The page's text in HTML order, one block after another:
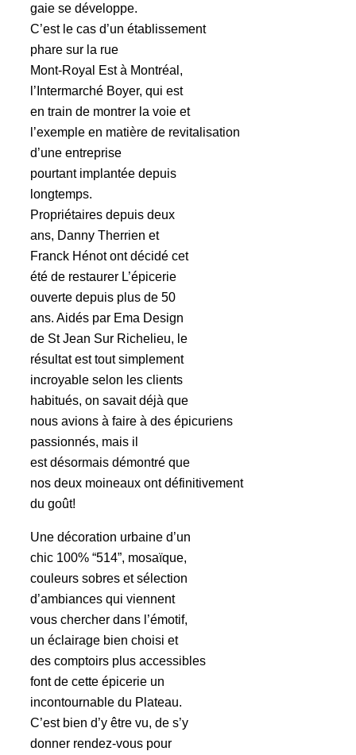
gaie se développe.
C’est le cas d’un établissement
phare sur la rue
Mont-Royal Est à Montréal,
l’Intermarché Boyer, qui est
en train de montrer la voie et
l’exemple en matière de revitalisation
d’une entreprise
pourtant implantée depuis
longtemps.
Propriétaires depuis deux
ans, Danny Therrien et
Franck Hénot ont décidé cet
été de restaurer L’épicerie
ouverte depuis plus de 50
ans. Aidés par Ema Design
de St Jean Sur Richelieu, le
résultat est tout simplement
incroyable selon les clients
habitués, on savait déjà que
nous avions à faire à des épicuriens
passionnés, mais il
est désormais démontré que
nos deux moineaux ont définitivement
du goût!
Une décoration urbaine d’un
chic 100% “514”, mosaïque,
couleurs sobres et sélection
d’ambiances qui viennent
vous chercher dans l’émotif,
un éclairage bien choisi et
des comptoirs plus accessibles
font de cette épicerie un
incontournable du Plateau.
C’est bien d’y être vu, de s’y
donner rendez-vous pour